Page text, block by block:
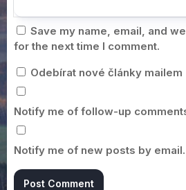
Save my name, email, and
for the next time I comment.
Odebírat nové články mailem
Notify me of follow-up
Notify me of new posts by email.